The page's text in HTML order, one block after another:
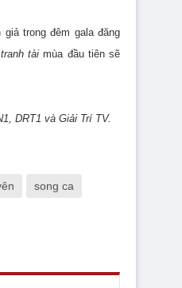
trong đêm gala đăng
tranh tàimùa đầu tiên sẽ
DRT1 và Giải Trí TV.
song ca